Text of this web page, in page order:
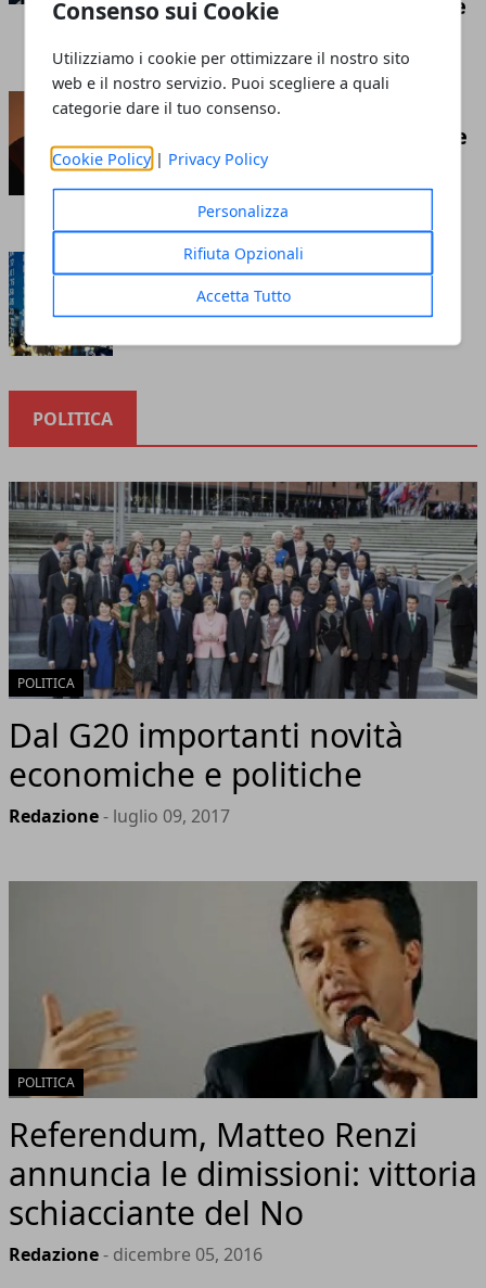
Consenso sui Cookie
Utilizziamo i cookie per ottimizzare il nostro sito
web e il nostro servizio. Puoi scegliere a quali
categorie dare il tuo consenso.
Cookie Policy | Privacy Policy
Personalizza
Rifiuta Opzionali
Accetta Tutto
competizione economica globale
Insufflaggio nell’edilizia: ecco
cos’è e tutto ciò che c’è da sapere
riguardo questa tecnica
Cosa sapere prima di investire
nella borsa online
POLITICA
POLITICA
Dal G20 importanti novità
economiche e politiche
Redazione- luglio 09, 2017
POLITICA
Referendum, Matteo Renzi
annuncia le dimissioni: vittoria
schiacciante del No
Redazione- dicembre 05, 2016